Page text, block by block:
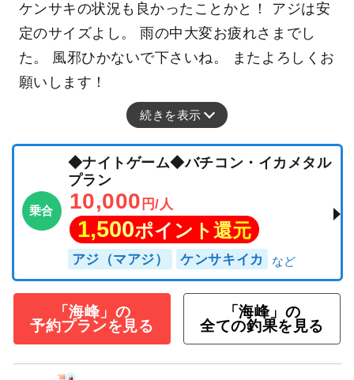
ケンサキの状況も良かったことかと！ アジは安
定のサイズよし。 雨の中大変お疲れさまでし
た。 風邪ひかないで下さいね。 またよろしくお
願いします！
続きを表示
乗合
◆ナイトゲーム◆バチコン・イカメタル
プラン
10,000 円/人
1,500ポイント還元
アジ（マアジ） ケンサキイカ
「海峰」の
予約プランを見る
「海峰」の
全ての釣果を見る